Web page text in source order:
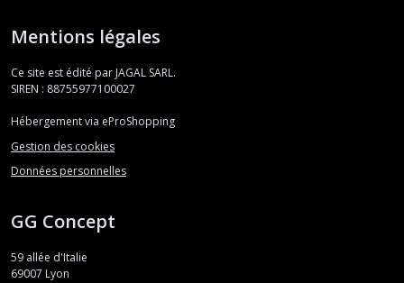
Mentions légales
Ce site est édité par JAGAL SARL.
SIREN : 88755977100027
Hébergement via eProShopping
Gestion des cookies
Données personnelles
GG Concept
59 allée d'Italie
69007 Lyon